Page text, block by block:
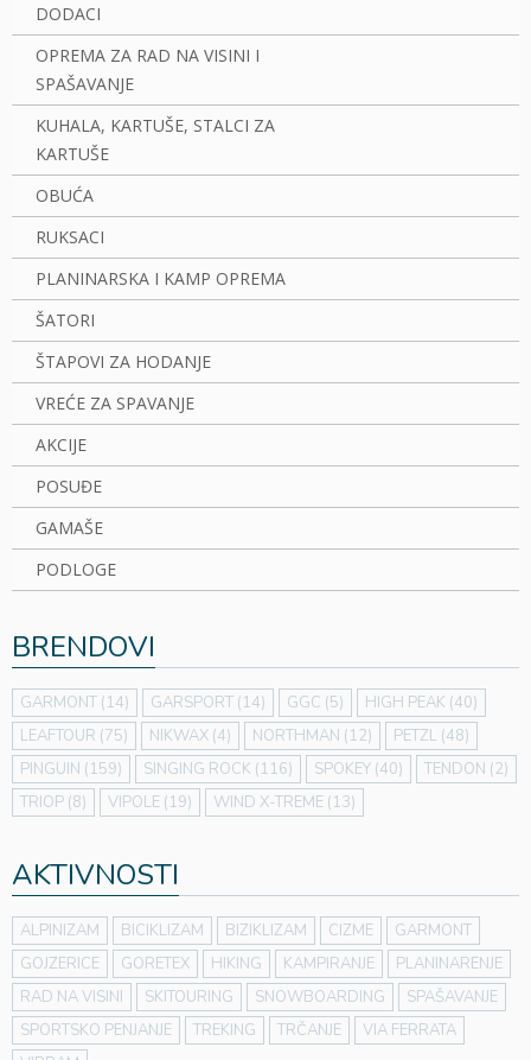
DODACI
OPREMA ZA RAD NA VISINI I
SPAŠAVANJE
KUHALA, KARTUŠE, STALCI ZA
KARTUŠE
OBUĆA
RUKSACI
PLANINARSKA I KAMP OPREMA
ŠATORI
ŠTAPOVI ZA HODANJE
VREĆE ZA SPAVANJE
AKCIJE
POSUĐE
GAMAŠE
PODLOGE
BRENDOVI
GARMONT (14) GARSPORT (14) GGC (5) HIGH PEAK (40)
LEAFTOUR (75) NIKWAX (4) NORTHMAN (12) PETZL (48)
PINGUIN (159) SINGING ROCK (116) SPOKEY (40) TENDON (2)
TRIOP (8) VIPOLE (19) WIND X-TREME (13)
AKTIVNOSTI
ALPINIZAM BICIKLIZAM BIZIKLIZAM CIZME
GARMONT
GOJZERICE
GORETEX HIKING KAMPIRANJE
PLANINARENJE
RAD NA VISINI
SKITOURING SNOWBOARDING
SPAŠAVANJE
SPORTSKO PENJANJE
TREKING TRČANJE
VIA FERRATA